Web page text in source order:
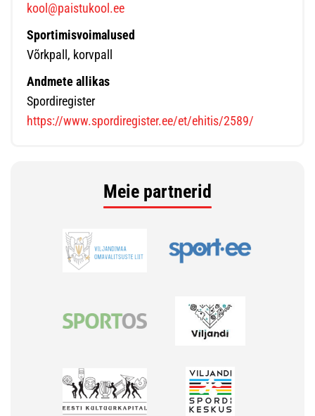
kool@paistukool.ee
Sportimisvoimalused
Võrkpall, korvpall
Andmete allikas
Spordiregister
https://www.spordiregister.ee/et/ehitis/2589/
Meie partnerid